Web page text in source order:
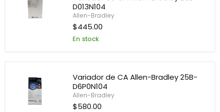
D013N104
Allen-Bradley
$445.00
En stock
Variador de CA Allen-Bradley 25B-
D6P0N104
Allen-Bradley
$580.00